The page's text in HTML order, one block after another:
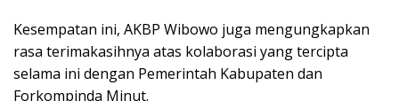
Kesempatan ini, AKBP Wibowo juga mengungkapkan
rasa terimakasihnya atas kolaborasi yang tercipta
selama ini dengan Pemerintah Kabupaten dan
Forkompinda Minut.